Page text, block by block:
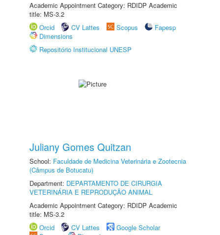
Academic Appointment Category: RDIDP Academic
title: MS-3.2
Orcid
CV Lattes Scopus
Fapesp
Dimensions
Repositório Institucional UNESP
Juliany Gomes Quitzan
School: Faculdade de Medicina Veterinária e Zootecnia
(Câmpus de Botucatu)
Department: DEPARTAMENTO DE CIRURGIA
VETERINÁRIA E REPRODUÇÃO ANIMAL
Academic Appointment Category: RDIDP Academic
title: MS-3.2
Orcid
CV Lattes
Google Scholar